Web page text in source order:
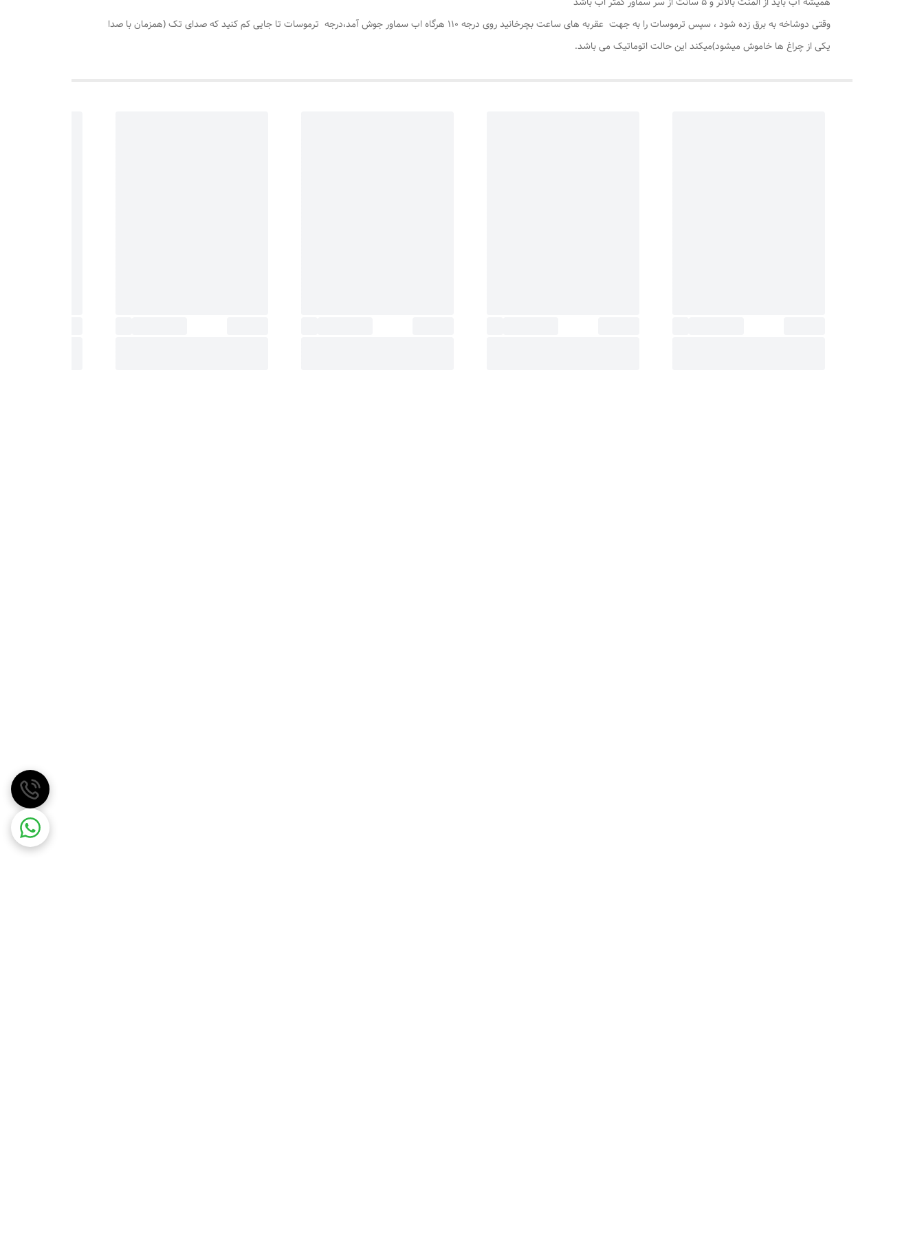
وقتی دوشاخه به برق زده شود ، سپس ترموسات را به جهت عقربه های ساعت بچرخانید روی درجه 110 هرگاه اب سماور جوش آمد،درجه ترموسات تا جایی کم کنید که صدای تک (همزمان با صدا
یکی از چراغ ها خاموش میشود)میکند این حالت اتوماتیک می باشد.